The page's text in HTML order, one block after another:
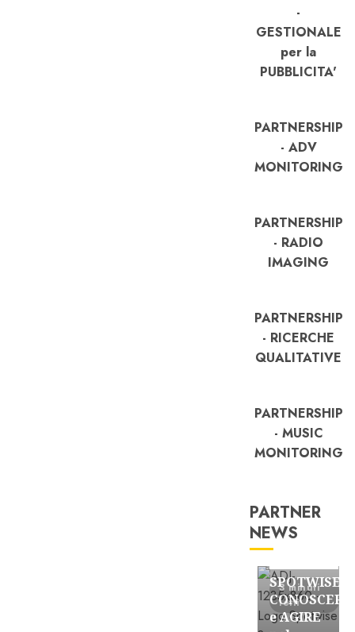
-
GESTIONALE
per la
PUBBLICITA'
PARTNERSHIP
- ADV
MONITORING
PARTNERSHIP
- RADIO
IMAGING
PARTNERSHIP
- RICERCHE
QUALITATIVE
PARTNERSHIP
- MUSIC
MONITORING
PARTNER
NEWS
3 minuti
letti
FREE
SPOTWISE:
CONOSCERE
e AGIRE